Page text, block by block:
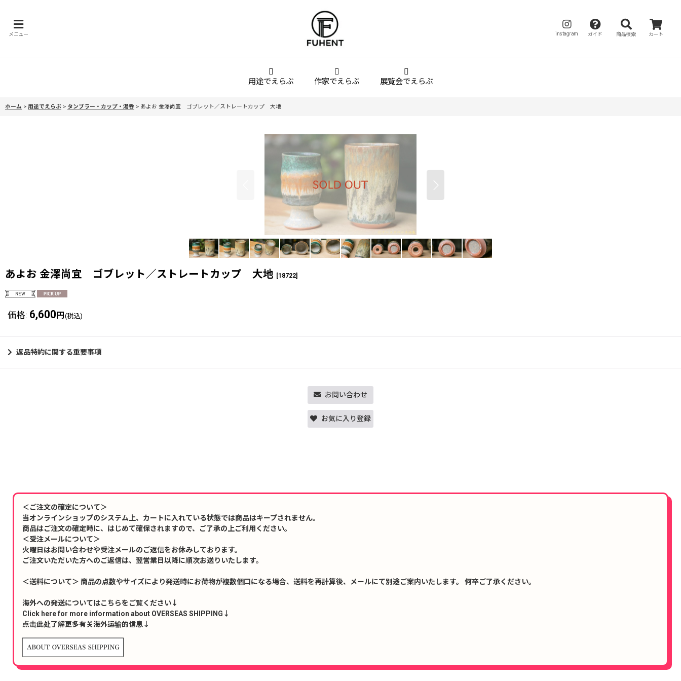
メニュー instagram ガイド 商品検索 カート
用途でえらぶ 作家でえらぶ 展覧会でえらぶ
ホーム > 用途でえらぶ > タンブラー・カップ・湯呑 > あよお 金澤尚宜 ゴブレット／ストレートカップ 大地
あよお 金澤尚宜 ゴブレット／ストレートカップ 大地 [18722]
価格: 6,600 円 (税込)
返品特約に関する重要事項
お問い合わせ
お気に入り登録
＜ご注文の確定について＞
当オンラインショップのシステム上、カートに入れている状態では商品はキープされません。
商品はご注文の確定時に、はじめて確保されますので、ご了承の上ご利用ください。
＜受注メールについて＞
火曜日はお問い合わせや受注メールのご返信をお休みしております。
ご注文いただいた方へのご返信は、翌営業日以降に順次お送りいたします。
＜送料について＞ 商品の点数やサイズにより発送時にお荷物が複数個口になる場合、送料を再計算後、メールにて別途ご案内いたします。 何卒ご了承ください。
海外への発送についてはこちらをご覧ください↓
Click here for more information about OVERSEAS SHIPPING↓
点击此处了解更多有关海外运输的信息↓